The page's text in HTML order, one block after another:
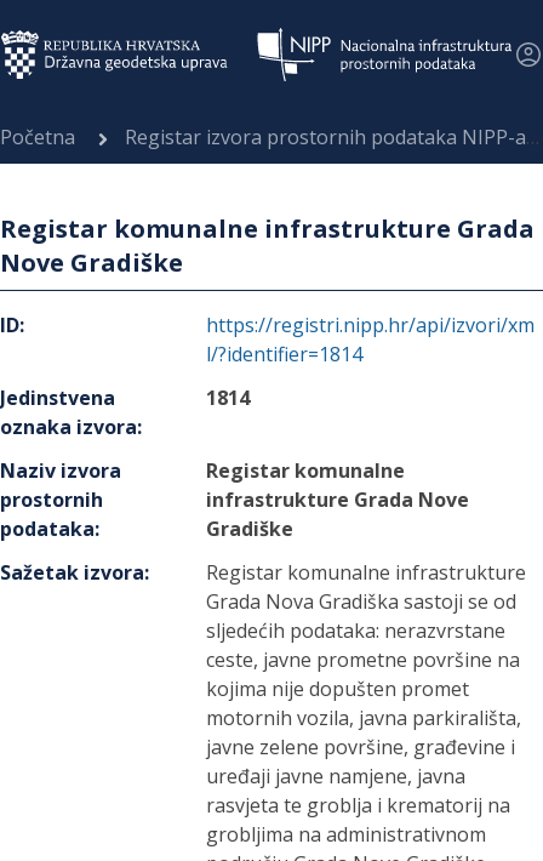
Početna Registar izvora prostornih podataka NIPP-a
Registar komunalne infrastrukture Grada
Nove Gradiške
ID:
https://registri.nipp.hr/api/izvori/xm
l/?identifier=1814
Jedinstvena
oznaka izvora:
1814
Naziv izvora
prostornih
podataka:
Registar komunalne
infrastrukture Grada Nove
Gradiške
Sažetak izvora:
Registar komunalne infrastrukture
Grada Nova Gradiška sastoji se od
sljedećih podataka: nerazvrstane
ceste, javne prometne površine na
kojima nije dopušten promet
motornih vozila, javna parkirališta,
javne zelene površine, građevine i
uređaji javne namjene, javna
rasvjeta te groblja i krematorij na
grobljima na administrativnom